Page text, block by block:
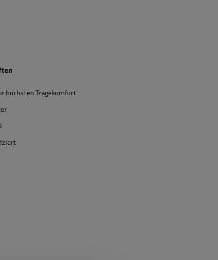
höchsten Tragekomfort